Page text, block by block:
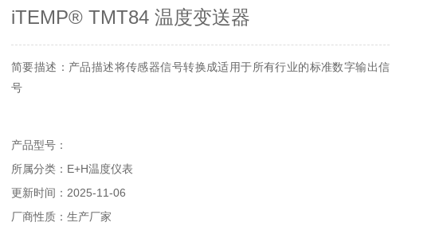
iTEMP® TMT84 温度变送器
简要描述：产品描述将传感器信号转换成适用于所有行业的标准数字输出信
号
产品型号：
所属分类：E+H温度仪表
更新时间：2025-11-06
厂商性质：生产厂家